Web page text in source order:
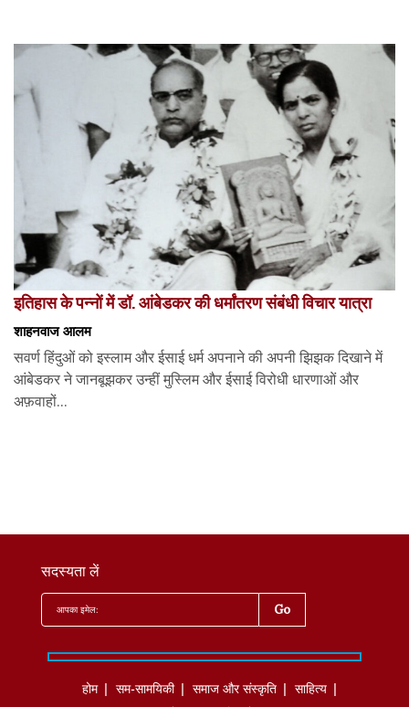
इतिहास के पन्नों में डॉ. आंबेडकर की धर्मांतरण संबंधी विचार यात्रा
शाहनवाज आलम
सवर्ण हिंदुओं को इस्लाम और ईसाई धर्म अपनाने की अपनी झिझक दिखाने में
आंबेडकर ने जानबूझकर उन्हीं मुस्लिम और ईसाई विरोधी धारणाओं और
अफ़वाहों...
सदस्यता लें
होम सम-सामयिकी समाज और संस्कृति साहित्‍य